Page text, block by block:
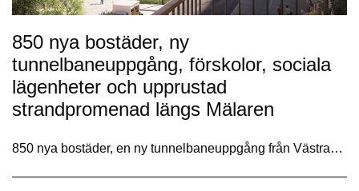
850 nya bostäder, ny
tunnelbaneuppgång, förskolor, sociala
lägenheter och upprustad
strandpromenad längs Mälaren
850 nya bostäder, en ny tunnelbaneuppgång från Västra…